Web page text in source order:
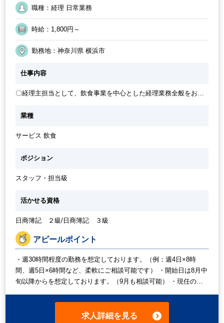
少人数の職場
残業月10時間未満
勤務終了時間の相談OK
職種：経理 日常業務
時給：1,800円～
勤務地：神奈川県 横浜市
仕事内容
〇経理主担当として、飲食事業を中心とした経理業務全般をお任
出金管理）から資金繰り、納税関連、月末支払業務、決算関連業
務（税理士さんへの資料作成）まで幅広く担当いただきます。(紙
どもお任せします。 また、メインは株式会社デイネットの経理業
ます。
業種
サービス 飲食
ポジション
スタッフ・担当級
活かせる資格
日商簿記 ２級/日商簿記 ３級
アピールポイント
・週30時間程度の勤務を想定しております。（例：週4日×8時
間、週5日×6時間など、柔軟にご相談可能です） ・開始日は8月中
旬以降からを想定しております。（9月も相談可能） ・現任の経
を設けています。 ・ほぼ1人経理を想定しております。（週3日の
パートさんの補助や、決算関連は税理士事務所の補助あり） ・残
求人詳細を見る